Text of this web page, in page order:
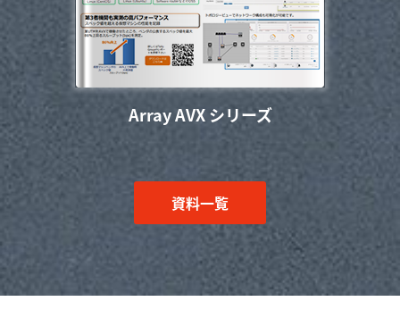
Array AVX シリーズ
資料一覧